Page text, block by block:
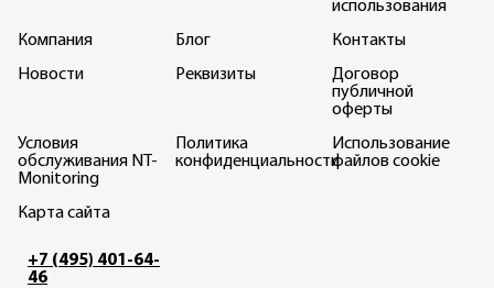
использования
Компания
Блог
Контакты
Новости
Реквизиты
Договор
публичной
оферты
Условия
обслуживания NT-
Monitoring
Политика
конфиденциальности
Использование
файлов cookie
Карта сайта
+7 (495) 401-64-
46